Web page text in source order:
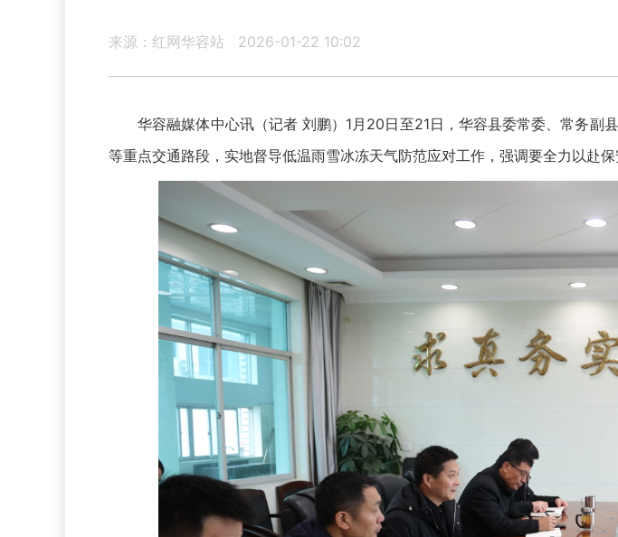
来源：红网华容站 2026-01-22 10:02
华容融媒体中心讯（记者 刘鹏）1月20日至21日，华容县委常委、常务副
等重点交通路段，实地督导低温雨雪冰冻天气防范应对工作，强调要全力以赴保